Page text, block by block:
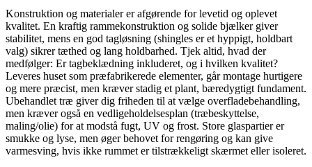
Konstruktion og materialer er afgørende for levetid og oplevet
kvalitet. En kraftig rammekonstruktion og solide bjælker giver
stabilitet, mens en god tagløsning (shingles er et hyppigt, holdbart
valg) sikrer tæthed og lang holdbarhed. Tjek altid, hvad der
medfølger: Er tagbeklædning inkluderet, og i hvilken kvalitet?
Leveres huset som præfabrikerede elementer, går montage hurtigere
og mere præcist, men kræver stadig et plant, bæredygtigt fundament.
Ubehandlet træ giver dig friheden til at vælge overfladebehandling,
men kræver også en vedligeholdelsesplan (træbeskyttelse,
maling/olie) for at modstå fugt, UV og frost. Store glaspartier er
smukke og lyse, men øger behovet for rengøring og kan give
varmesving, hvis ikke rummet er tilstrækkeligt skærmet eller isoleret.